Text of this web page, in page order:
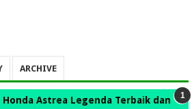
ARCHIVE
Astrea Legenda Terbaik dan